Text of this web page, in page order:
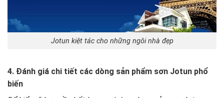
Jotun kiệt tác cho những ngôi nhà đẹp
4. Đánh giá chi tiết các dòng sản phẩm sơn Jotun phổ
biến